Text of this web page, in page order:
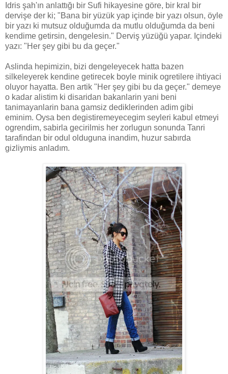
Idris şah'ın anlattığı bir Sufi hikayesine göre, bir kral bir
dervişe der ki; "Bana bir yüzük yap içinde bir yazı olsun, öyle
bir yazı ki mutsuz olduğumda da mutlu olduğumda da beni
kendime getirsin, dengelesin." Derviş yüzüğü yapar. Içindeki
yazı: "Her şey gibi bu da geçer."
Aslinda hepimizin, bizi dengeleyecek hatta bazen
silkeleyerek kendine getirecek boyle minik ogretilere ihtiyaci
oluyor hayatta. Ben artik "Her şey gibi bu da geçer." demeye
o kadar alistim ki disaridan bakanlarin yani beni
tanimayanlarin bana gamsiz dediklerinden adim gibi
eminim. Oysa ben degistiremeyecegim seyleri kabul etmeyi
ogrendim, sabirla gecirilmis her zorlugun sonunda Tanri
tarafindan bir odul olduguna inandim, huzur sabırda
gizliymis anladım.